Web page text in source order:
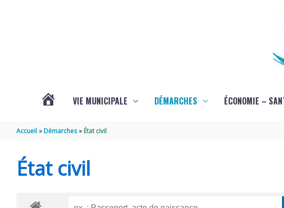
VIE MUNICIPALE DÉMARCHES ÉCONOMIE –
Accueil Démarches État civil
État civil